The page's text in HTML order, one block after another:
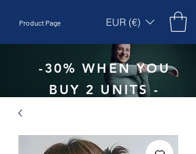
Product Page EUR (€)
-30% WHEN YOU
BUY 2 UNITS -